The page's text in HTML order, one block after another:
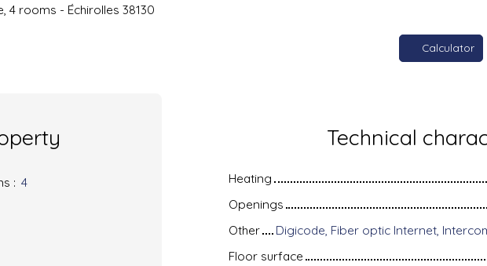
4 rooms - Échirolles 38130
Calculator
: 4
Technical
Heating
Openings
Other
Digicode, Fiber optic Internet,
Floor surface